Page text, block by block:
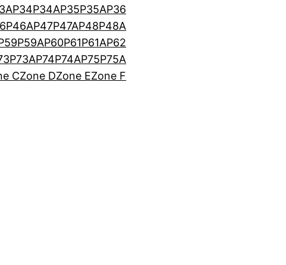
P34P34AP35P35AP36
P46AP47P47AP48P48A
P59AP60P61P61AP62
P73AP74P74AP75P75A
CZone DZone EZone F